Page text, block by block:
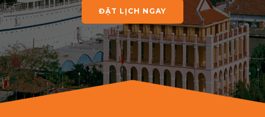
ĐẶT LỊCH NGAY